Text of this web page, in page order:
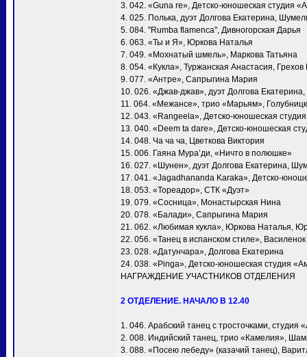
3. 042. «Guna re», Детско-юношеская студия
4. 025. Полька, дуэт Долгова Екатерина,
5. 084. "Rumba flamenca", Дивногорская Дарья
6. 063. «Ты и Я», Юркова Наталья
7. 049. «Мохнатый шмель», Маркова Татьяна
8. 054. «Кукла», Туржанская Анастасия, Грехов
9. 077. «Антре», Сапрыгина Мария
10. 026. «Джав-джав», дуэт Долгова
11. 064. «Межансе», трио «Марьям»,
12. 043. «Rangeela», Детско-юношеская
13. 040. «Deem ta dare», Детско-юношеская
14. 048. Ча ча ча, Цветкова Виктория
15. 006. Гаяна Мура’ди, «Ничто в полюшке»
16. 027. «Шунен», дуэт Долгова Екатерина,
17. 041. «Jagadhananda Karaka», Детско-
18. 053. «Тореадор», СТК «Дуэт»
19. 079. «Сосница», Монастырская Нина
20. 078. «Балади», Сапрыгина Мария
21. 062. «Любимая кукла», Юркова Наталья,
22. 056. «Танец в испанском стиле»,
23. 028. «Датунчара», Долгова Екатерина
24. 038. «Pinga», Детско-юношеская студия
НАГРАЖДЕНИЕ УЧАСТНИКОВ ОТДЕЛЕНИЯ
2 ОТДЕЛЕНИЕ. НАЧАЛО В 12.40
1. 046. Арабский танец с тросточками, студия
2. 008. Индийский танец, трио «Камелия»,
3. 088. «Посею лебеду» (казачий танец),